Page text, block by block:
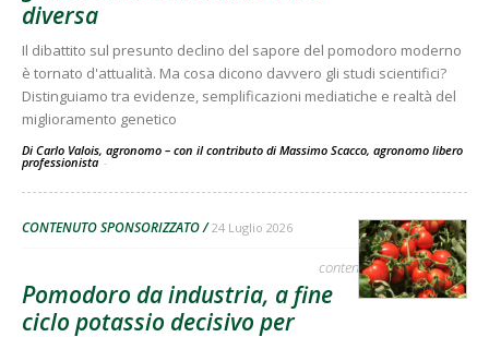
diversa
Il dibattito sul presunto declino del sapore del pomodoro moderno
è tornato d'attualità. Ma cosa dicono davvero gli studi scientifici?
Distinguiamo tra evidenze, semplificazioni mediatiche e realtà del
miglioramento genetico
Di Carlo Valois, agronomo – con il contributo di Massimo Scacco, agronomo libero
professionista -
CONTENUTO SPONSORIZZATO 24 Luglio 2026
contenuto sponsorizzato
Pomodoro da industria, a fine
ciclo potassio decisivo per